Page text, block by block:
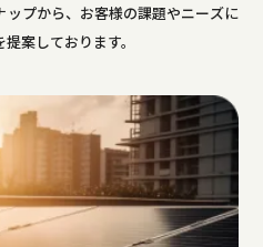
プから、お客様の課題やニーズに
案しております。